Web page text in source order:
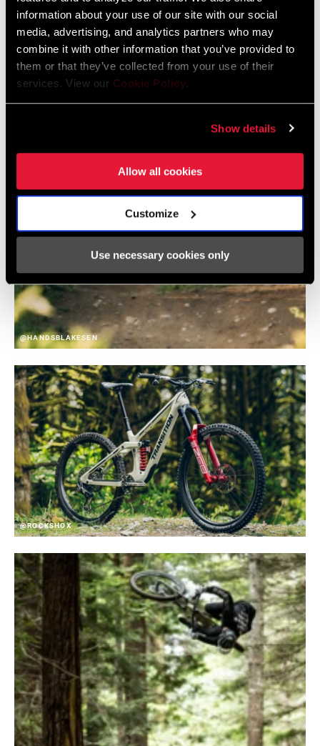
information about your use of our site with our social
media, advertising, and analytics partners who may
combine it with other information that you’ve provided to
them or that they’ve collected from your use of their
services. View our Cookie Policy.
Show details
Allow all cookies
Customize
Use necessary cookies only
@HANDSBLAKESEN
@ROCKSHOX